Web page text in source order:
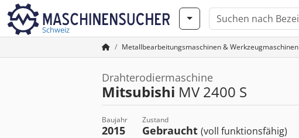
Schweiz
Metallbearbeitungsmaschinen & Werkzeugmaschinen
Drahterodiermaschine
Mitsubishi MV 2400 S
Baujahr
2015
Zustand
Gebraucht (voll funktionsfähig)